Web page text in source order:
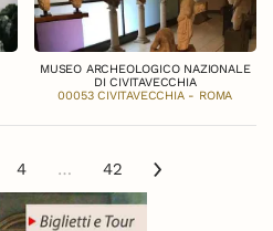
MUSEO ARCHEOLOGICO NAZIONALE
DI CIVITAVECCHIA
00053 CIVITAVECCHIA - ROMA
4 … 42